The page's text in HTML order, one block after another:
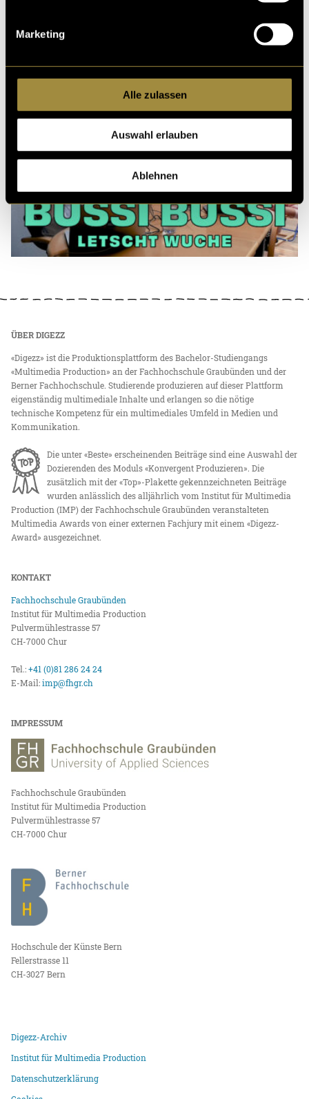
Marketing
Alle zulassen
Auswahl erlauben
Ablehnen
ÜBER DIGEZZ
«Digezz» ist die Produktionsplattform des Bachelor-Studiengangs
«Multimedia Production» an der Fachhochschule Graubünden und der
Berner Fachhochschule. Studierende produzieren auf dieser Plattform
eigenständig multimediale Inhalte und erlangen so die nötige
technische Kompetenz für ein multimediales Umfeld in Medien und
Kommunikation.
Die unter «Beste» erscheinenden Beiträge sind eine Auswahl der
Dozierenden des Moduls «Konvergent Produzieren». Die
zusätzlich mit der «Top»-Plakette gekennzeichneten Beiträge
wurden anlässlich des alljährlich vom Institut für Multimedia
Production (IMP) der Fachhochschule Graubünden veranstalteten
Multimedia Awards von einer externen Fachjury mit einem «Digezz-
Award» ausgezeichnet.
KONTAKT
Fachhochschule Graubünden
Institut für Multimedia Production
Pulvermühlestrasse 57
CH-7000 Chur
Tel.:+41 (0)81 286 24 24
E-Mail:imp@fhgr.ch
IMPRESSUM
Fachhochschule Graubünden
Institut für Multimedia Production
Pulvermühlestrasse 57
CH-7000 Chur
Hochschule der Künste Bern
Fellerstrasse 11
CH-3027 Bern
Digezz-Archiv
Institut für Multimedia Production
Datenschutzerklärung